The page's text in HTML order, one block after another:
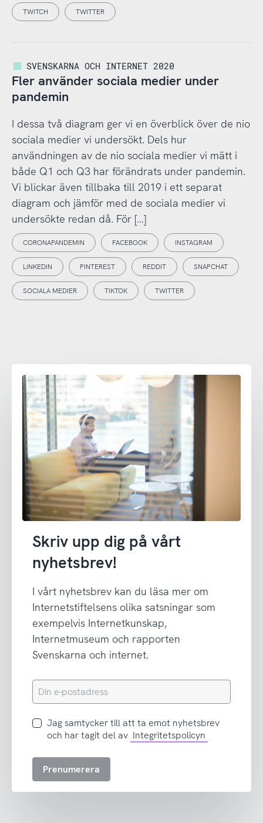
TWITCH TWITTER
SVENSKARNA OCH INTERNET 2020
Fler använder sociala medier under
pandemin
I dessa två diagram ger vi en överblick över de nio
sociala medier vi undersökt. Dels hur
användningen av de nio sociala medier vi mätt i
både Q1 och Q3 har förändrats under pandemin.
Vi blickar även tillbaka till 2019 i ett separat
diagram och jämför med de sociala medier vi
undersökte redan då. För […]
CORONAPANDEMIN FACEBOOK INSTAGRAM
LINKEDIN PINTEREST REDDIT SNAPCHAT
SOCIALA MEDIER TIKTOK TWITTER
Skriv upp dig på vårt
nyhetsbrev!
I vårt nyhetsbrev kan du läsa mer om
Internetstiftelsens olika satsningar som
exempelvis Internetkunskap,
Internetmuseum och rapporten
Svenskarna och internet.
Din
e-
Jag
samtycker
att
Jag samtycker till att ta emot nyhetsbrev
och har tagit del av Integritetspolicyn
Prenumerera